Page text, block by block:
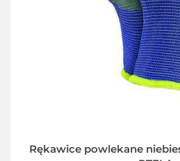
Rękawice powlekane